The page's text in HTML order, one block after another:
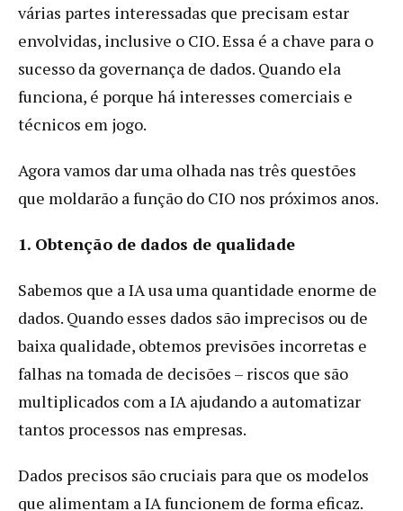
várias partes interessadas que precisam estar
envolvidas, inclusive o CIO. Essa é a chave para o
sucesso da governança de dados. Quando ela
funciona, é porque há interesses comerciais e
técnicos em jogo.
Agora vamos dar uma olhada nas três questões
que moldarão a função do CIO nos próximos anos.
1. Obtenção de dados de qualidade
Sabemos que a IA usa uma quantidade enorme de
dados. Quando esses dados são imprecisos ou de
baixa qualidade, obtemos previsões incorretas e
falhas na tomada de decisões – riscos que são
multiplicados com a IA ajudando a automatizar
tantos processos nas empresas.
Dados precisos são cruciais para que os modelos
que alimentam a IA funcionem de forma eficaz.